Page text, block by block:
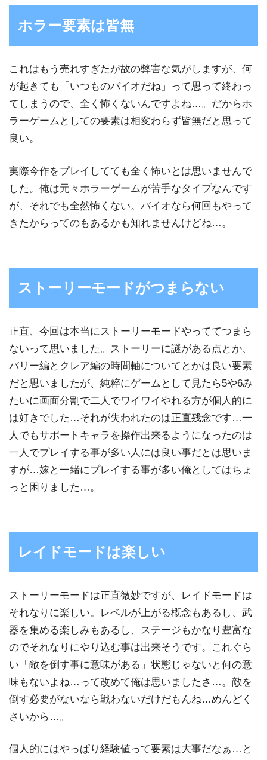
ホラー要素は皆無
これはもう売れすぎたが故の弊害な気がしますが、何
が起きても「いつものバイオだね」って思って終わっ
てしまうので、全く怖くないんですよね…。だからホ
ラーゲームとしての要素は相変わらず皆無だと思って
良い。
実際今作をプレイしてても全く怖いとは思いませんで
した。俺は元々ホラーゲームが苦手なタイプなんです
が、それでも全然怖くない。バイオなら何回もやって
きたからってのもあるかも知れませんけどね…。
ストーリーモードがつまらない
正直、今回は本当にストーリーモードやっててつまら
ないって思いました。ストーリーに謎がある点とか、
バリー編とクレア編の時間軸についてとかは良い要素
だと思いましたが、純粹にゲームとして見たら5や6み
たいに画面分割で二人でワイワイやれる方が個人的に
は好きでした…それが失われたのは正直残念です…一
人でもサポートキャラを操作出来るようになったのは
一人でプレイする事が多い人には良い事だとは思いま
すが…嫁と一緒にプレイする事が多い俺としてはちょ
っと困りました…。
レイドモードは楽しい
ストーリーモードは正直微妙ですが、レイドモードは
それなりに楽しい。レベルが上がる概念もあるし、武
器を集める楽しみもあるし、ステージもかなり豊富な
のでそれなりにやり込む事は出来そうです。これぐら
い「敵を倒す事に意味がある」状態じゃないと何の意
味もないよね…って改めて俺は思いましたさ…。敵を
倒す必要がないなら戦わないだけだもんね…めんどく
さいから…。
個人的にはやっぱり経験値って要素は大事だなぁ…と